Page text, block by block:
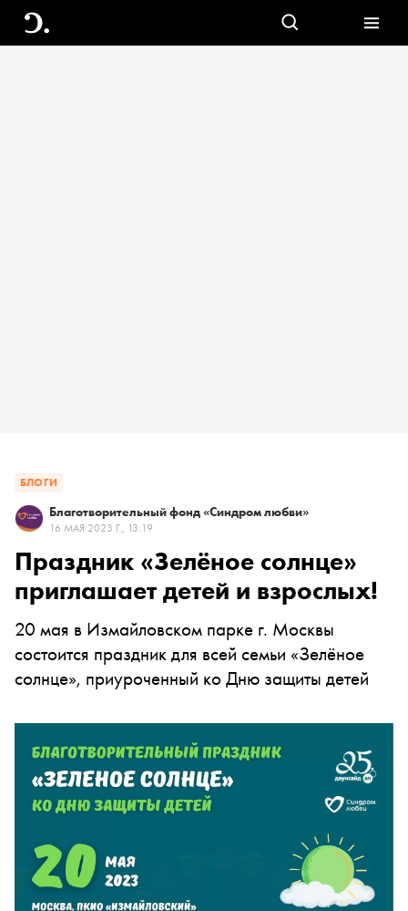
БЛОГИ
Благотворительный фонд «Синдром любви»
16 МАЯ 2023 Г., 13:19
Праздник «Зелёное солнце»
приглашает детей и взрослых!
20 мая в Измайловском парке г. Москвы
состоится праздник для всей семьи «Зелёное
солнце», приуроченный ко Дню защиты детей